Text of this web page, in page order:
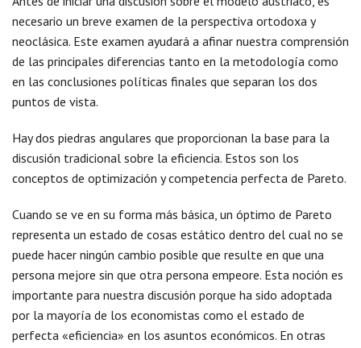
necesario un breve examen de la perspectiva ortodoxa y
neoclásica. Este examen ayudará a afinar nuestra comprensión
de las principales diferencias tanto en la metodología como
en las conclusiones políticas finales que separan los dos
puntos de vista.
Hay dos piedras angulares que proporcionan la base para la
discusión tradicional sobre la eficiencia. Estos son los
conceptos de optimización y competencia perfecta de Pareto.
Cuando se ve en su forma más básica, un óptimo de Pareto
representa un estado de cosas estático dentro del cual no se
puede hacer ningún cambio posible que resulte en que una
persona mejore sin que otra persona empeore. Esta noción es
importante para nuestra discusión porque ha sido adoptada
por la mayoría de los economistas como el estado de
perfecta «eficiencia» en los asuntos económicos. En otras